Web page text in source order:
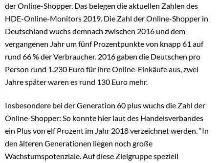
der Online-Shopper. Das belegen die aktuellen Zahlen des
HDE-Online-Monitors 2019. Die Zahl der Online-Shopper in
Deutschland wuchs demnach zwischen 2016 und dem
vergangenen Jahr um fünf Prozentpunkte von knapp 61 auf
rund 66 % der Verbraucher. 2016 gaben die Deutschen pro
Person rund 1.230 Euro für ihre Online-Einkäufe aus, zwei
Jahre später waren es rund 130 Euro mehr.
Insbesondere bei der Generation 60 plus wuchs die Zahl der
Online-Shopper: So konnte hier laut des Handelsverbandes
ein Plus von elf Prozent im Jahr 2018 verzeichnet werden.“In
den älteren Generationen liegen noch große
Wachstumspotenziale. Auf diese Zielgruppe speziell